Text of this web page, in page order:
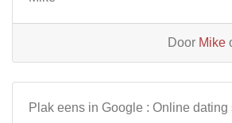
Door Mike
Plak eens in Google : Online dating